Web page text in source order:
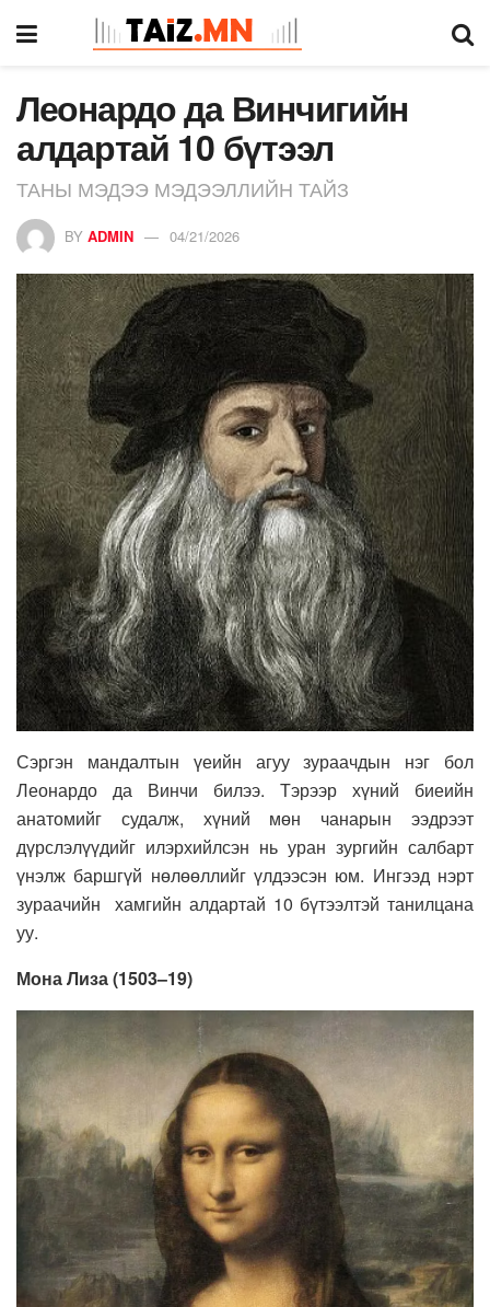
Леонардо да Винчигийн
алдартай 10 бүтээл
ТАНЫ МЭДЭЭ МЭДЭЭЛЛИЙН ТАЙЗ
BY ADMIN 04/21/2026
Сэргэн мандалтын үеийн агуу зураачдын нэг бол
Леонардо да Винчи билээ. Тэрээр хүний биеийн
анатомийг судалж, хүний мөн чанарын ээдрээт
дүрслэлүүдийг илэрхийлсэн нь уран зургийн салбарт
үнэлж баршгүй нөлөөллийг үлдээсэн юм. Ингээд нэрт
зураачийн хамгийн алдартай 10 бүтээлтэй танилцана
уу.
Мона Лиза (1503–19)